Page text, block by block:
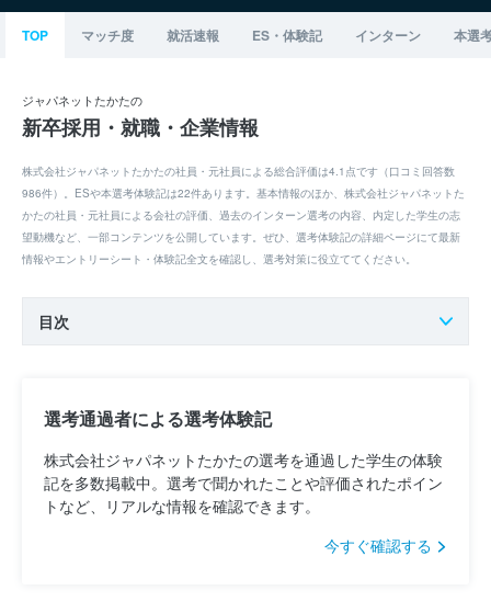
TOP マッチ度 就活速報 ES・体験記 インターン 本選
ジャパネットたかたの
新卒採用・就職・企業情報
株式会社ジャパネットたかたの社員・元社員による総合評価は4.1点です（口コミ回答数
986件）。ESや本選考体験記は22件あります。基本情報のほか、株式会社ジャパネットた
かたの社員・元社員による会社の評価、過去のインターン選考の内容、内定した学生の志
望動機など、一部コンテンツを公開しています。ぜひ、選考体験記の詳細ページにて最新
情報やエントリーシート・体験記全文を確認し、選考対策に役立ててください。
目次
選考通過者による選考体験記
株式会社ジャパネットたかたの選考を通過した学生の体験
記を多数掲載中。選考で聞かれたことや評価されたポイン
トなど、リアルな情報を確認できます。
今すぐ確認する